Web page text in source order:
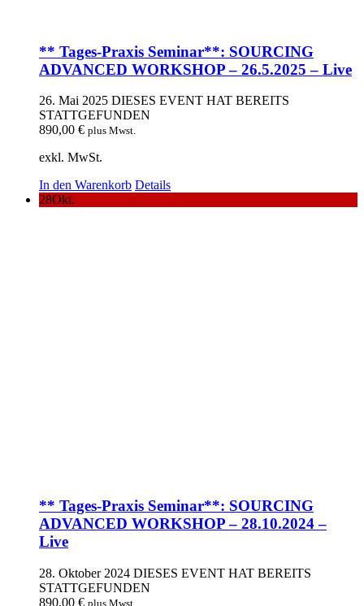
** Tages-Praxis Seminar**: SOURCING
ADVANCED WORKSHOP – 26.5.2025 – Live
26. Mai 2025 DIESES EVENT HAT BEREITS
STATTGEFUNDEN
890,00 € plus Mwst.
exkl. MwSt.
In den Warenkorb Details
28Okt.
** Tages-Praxis Seminar**: SOURCING
ADVANCED WORKSHOP – 28.10.2024 –
Live
28. Oktober 2024 DIESES EVENT HAT BEREITS
STATTGEFUNDEN
890,00 € plus Mwst.